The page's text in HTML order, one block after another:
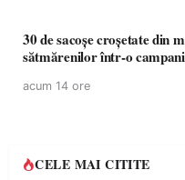
30 de sacoșe croșetate din
sătmărenilor într-o
acum 14 ore
CELE MAI CITITE